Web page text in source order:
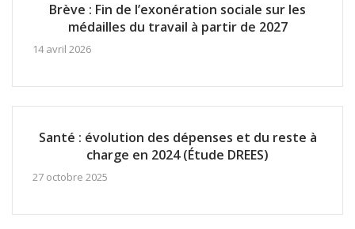
Brève : Fin de l’exonération sociale sur les
médailles du travail à partir de 2027
14 avril 2026
Santé : évolution des dépenses et du reste à
charge en 2024 (Étude DREES)
27 octobre 2025